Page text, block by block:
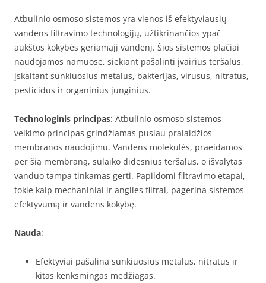
Atbulinio osmoso sistemos yra vienos iš efektyviausių
vandens filtravimo technologijų, užtikrinančios ypač
aukštos kokybės geriamąjį vandenį. Šios sistemos plačiai
naudojamos namuose, siekiant pašalinti įvairius teršalus,
įskaitant sunkiuosius metalus, bakterijas, virusus, nitratus,
pesticidus ir organinius junginius.
Technologinis principas: Atbulinio osmoso sistemos
veikimo principas grindžiamas pusiau pralaidžios
membranos naudojimu. Vandens molekulės, praeidamos
per šią membraną, sulaiko didesnius teršalus, o išvalytas
vanduo tampa tinkamas gerti. Papildomi filtravimo etapai,
tokie kaip mechaniniai ir anglies filtrai, pagerina sistemos
efektyvumą ir vandens kokybę.
Nauda:
Efektyviai pašalina sunkiuosius metalus, nitratus ir
kitas kenksmingas medžiagas.